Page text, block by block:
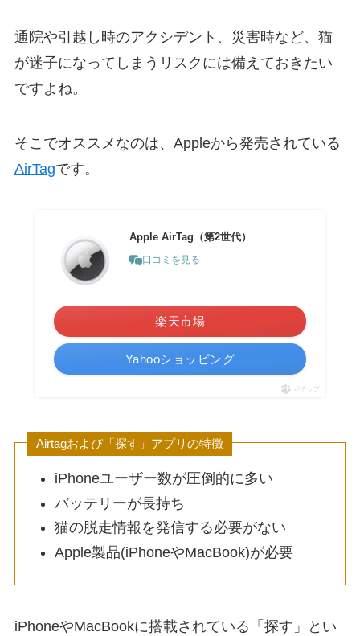
通院や引越し時のアクシデント、災害時など、猫
が迷子になってしまうリスクには備えておきたい
ですよね。
そこでオススメなのは、Appleから発売されている
AirTagです。
Apple AirTag（第2世代）
口コミを見る
楽天市場
Yahooショッピング
ポチップ
Airtagおよび「探す」アプリの特徴
iPhoneユーザー数が圧倒的に多い
バッテリーが長持ち
猫の脱走情報を発信する必要がない
Apple製品(iPhoneやMacBook)が必要
iPhoneやMacBookに搭載されている「探す」とい